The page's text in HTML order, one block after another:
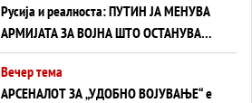
Русија и реалноста: ПУТИН ЈА МЕНУВА
АРМИЈАТА ЗА ВОЈНА ШТО ОСТАНУВА
БЕЗ ФРОНТ
Вечер тема
АРСЕНАЛОТ ЗА „УДОБНО ВОЈУВАЊЕ“ е